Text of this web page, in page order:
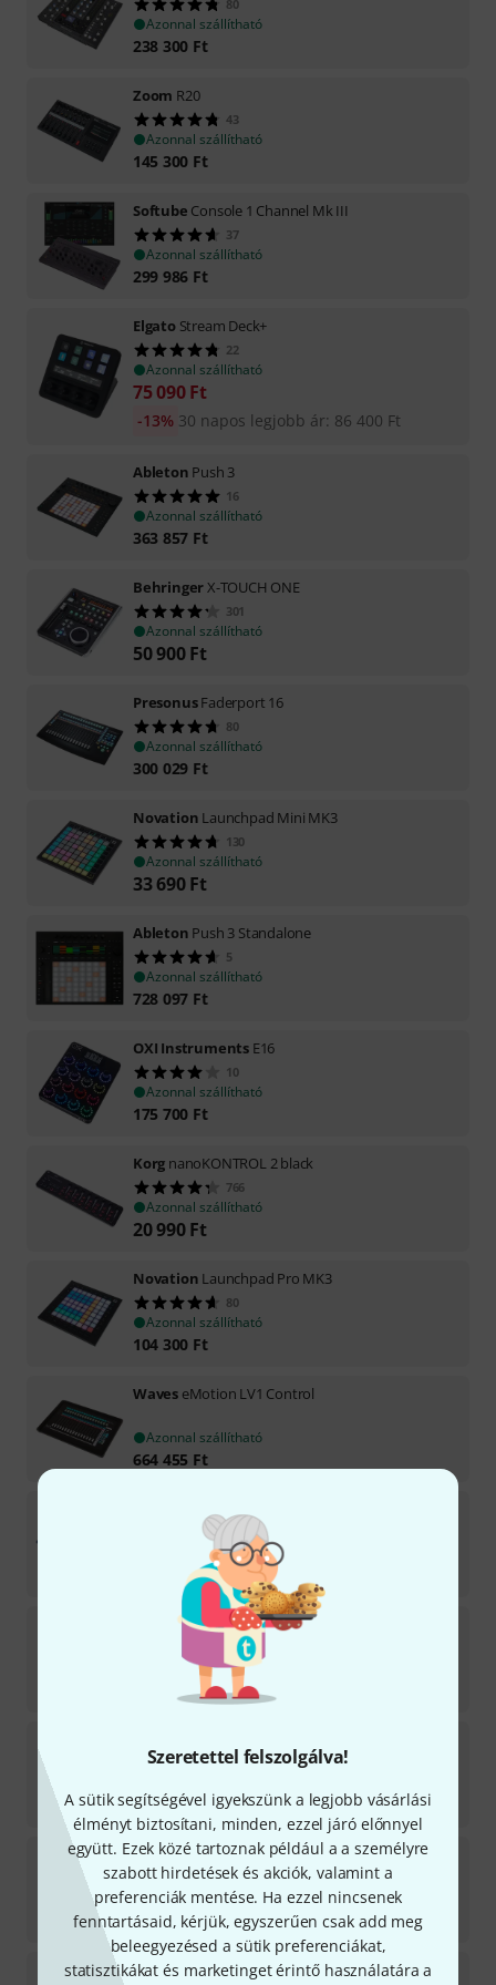
Szeretettel felszolgálva!
A sütik segítségével igyekszünk a legjobb vásárlási
élményt biztosítani, minden, ezzel járó előnnyel
együtt. Ezek közé tartoznak például a a személyre
szabott hirdetések és akciók, valamint a
preferenciák mentése. Ha ezzel nincsenek
fenntartásaid, kérjük, egyszerűen csak add meg
beleegyezésed a sütik preferenciákat,
statisztikákat és marketinget érintő használatára a
80
Azonnal szállítható
238 300 Ft
Zoom R20
43
Azonnal szállítható
145 300 Ft
Softube Console 1 Channel Mk III
37
Azonnal szállítható
299 986 Ft
Elgato Stream Deck+
22
Azonnal szállítható
75 090 Ft
30 napos legjobb ár: 86 400 Ft
-13%
Ableton Push 3
16
Azonnal szállítható
363 857 Ft
BehringerX-TOUCH ONE
301
Azonnal szállítható
50 900 Ft
PresonusFaderport 16
80
Azonnal szállítható
300 029 Ft
Novation Launchpad Mini MK3
130
Azonnal szállítható
33 690 Ft
Ableton Push 3 Standalone
5
Azonnal szállítható
728 097 Ft
OXI Instruments E16
10
Azonnal szállítható
175 700 Ft
Korg nanoKONTROL 2 black
766
Azonnal szállítható
20 990 Ft
Novation Launchpad Pro MK3
80
Azonnal szállítható
104 300 Ft
Waves eMotion LV1 Control
Azonnal szállítható
664 455 Ft
Azonnal szállítható
723 427Ft
SoftubeConsole 1 Compact - Stand Set
Azonnal szállítható
222 600Ft
7
152 200Ft
Native InstrumentsMaschine MK3 Black Bundle
Azonnal szállítható
158 100Ft
Elgato Stream Deck XL